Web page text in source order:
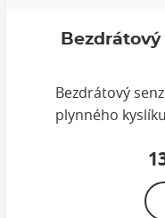
Bezdrátový
plynného